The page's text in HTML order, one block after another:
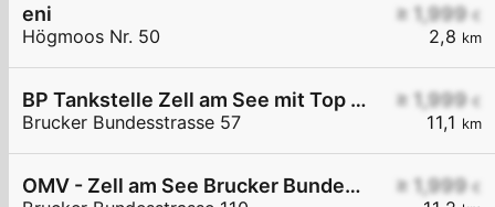
≥ 1,999 €
2,8 km
eni
Högmoos Nr. 50
≥ 1,999 €
11,1 km
BP Tankstelle Zell am See mit Top Waschanlage
Brucker Bundesstrasse 57
≥ 1,999 €
OMV - Zell am See Brucker Bundesstraße 110